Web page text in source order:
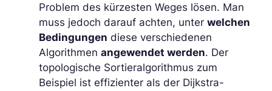
Problem des kürzesten Weges lösen. Man
muss jedoch darauf achten, unter welchen
Bedingungen diese verschiedenen
Algorithmen angewendet werden. Der
topologische Sortieralgorithmus zum
Beispiel ist effizienter als der Dijkstra-